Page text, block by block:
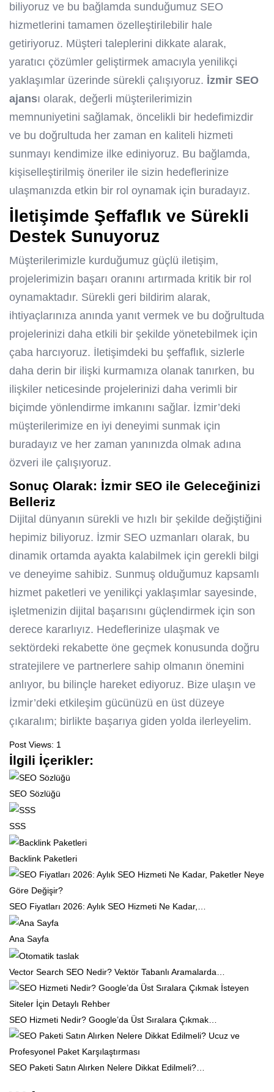
biliyoruz ve bu bağlamda sunduğumuz SEO
hizmetlerini tamamen özelleştirilebilir hale
getiriyoruz. Müşteri taleplerini dikkate alarak,
yaratıcı çözümler geliştirmek amacıyla yenilikçi
yaklaşımlar üzerinde sürekli çalışıyoruz. İzmir SEO
ajansı olarak, değerli müşterilerimizin
memnuniyetini sağlamak, öncelikli bir hedefimizdir
ve bu doğrultuda her zaman en kaliteli hizmeti
sunmayı kendimize ilke ediniyoruz. Bu bağlamda,
kişiselleştirilmiş öneriler ile sizin hedeflerinize
ulaşmanızda etkin bir rol oynamak için buradayız.
İletişimde Şeffaflık ve Sürekli
Destek Sunuyoruz
Müşterilerimizle kurduğumuz güçlü iletişim,
projelerimizin başarı oranını artırmada kritik bir rol
oynamaktadır. Sürekli geri bildirim alarak,
ihtiyaçlarınıza anında yanıt vermek ve bu doğrultuda
projelerinizi daha etkili bir şekilde yönetebilmek için
çaba harcıyoruz. İletişimdeki bu şeffaflık, sizlerle
daha derin bir ilişki kurmamıza olanak tanırken, bu
ilişkiler neticesinde projelerinizi daha verimli bir
biçimde yönlendirme imkanını sağlar. İzmir’deki
müşterilerimize en iyi deneyimi sunmak için
buradayız ve her zaman yanınızda olmak adına
özveri ile çalışıyoruz.
Sonuç Olarak: İzmir SEO ile Geleceğinizi
Belleriz
Dijital dünyanın sürekli ve hızlı bir şekilde değiştiğini
hepimiz biliyoruz. İzmir SEO uzmanları olarak, bu
dinamik ortamda ayakta kalabilmek için gerekli bilgi
ve deneyime sahibiz. Sunmuş olduğumuz kapsamlı
hizmet paketleri ve yenilikçi yaklaşımlar sayesinde,
işletmenizin dijital başarısını güçlendirmek için son
derece kararlıyız. Hedeflerinize ulaşmak ve
sektördeki rekabette öne geçmek konusunda doğru
stratejilere ve partnerlere sahip olmanın önemini
anlıyor, bu bilinçle hareket ediyoruz. Bize ulaşın ve
İzmir’deki etkileşim gücünüzü en üst düzeye
çıkaralım; birlikte başarıya giden yolda ilerleyelim.
Post Views: 1
İlgili İçerikler:
SEO Sözlüğü
SSS
Backlink Paketleri
SEO Fiyatları 2026: Aylık SEO Hizmeti Ne Kadar,…
Ana Sayfa
Vector Search SEO Nedir? Vektör Tabanlı Aramalarda…
SEO Hizmeti Nedir? Google’da Üst Sıralara Çıkmak…
SEO Paketi Satın Alırken Nelere Dikkat Edilmeli?…